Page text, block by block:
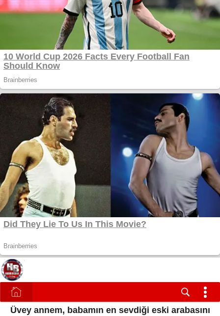
Üvey annem, babamın en sevdiği eski arabasını